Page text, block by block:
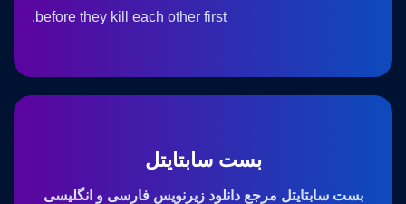
before they kill each other first.
بست سابتایتل
بست سابتایتل مرجع دانلود زیرنویس فارسی و انگلیسی